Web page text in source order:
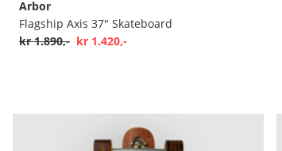
Arbor
Flagship Axis 37" Skateboard
kr 1.890,- kr 1.420,-